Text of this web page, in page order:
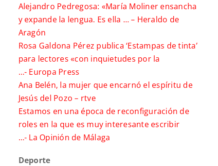
Alejandro Pedregosa: «María Moliner ensancha
y expande la lengua. Es ella … – Heraldo de
Aragón
Rosa Galdona Pérez publica ‘Estampas de tinta’
para lectores «con inquietudes por la
…- Europa Press
Ana Belén, la mujer que encarnó el espíritu de
Jesús del Pozo – rtve
Estamos en una época de reconfiguración de
roles en la que es muy interesante escribir
…- La Opinión de Málaga
Deporte